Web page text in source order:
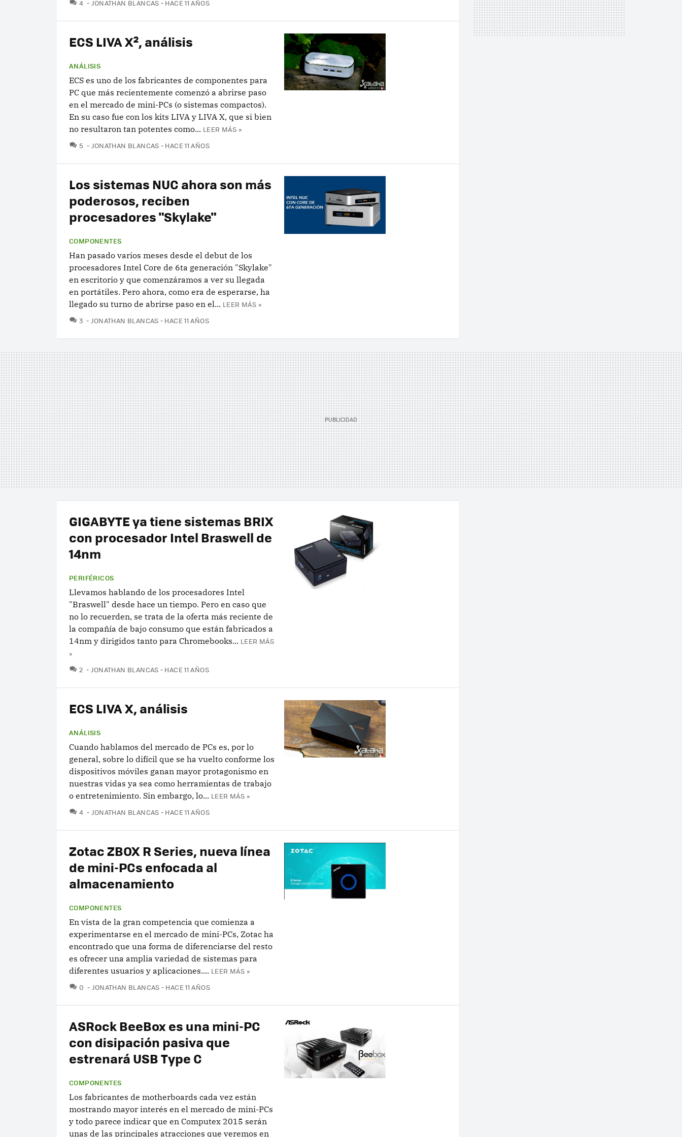
4
JONATHAN BLANCAS HACE 11 AÑOS
ECS LIVA X², análisis
ANÁLISIS
ECS es uno de los fabricantes de componentes para
PC que más recientemente comenzó a abrirse paso
en el mercado de mini-PCs (o sistemas compactos).
En su caso fue con los kits LIVA y LIVA X, que si bien
no resultaron tan potentes como... LEER MÁS »
5 COMENTARIOS
JONATHAN BLANCAS HACE 11 AÑOS
Los sistemas NUC ahora son más
poderosos, reciben
procesadores "Skylake"
COMPONENTES
Han pasado varios meses desde el debut de los
procesadores Intel Core de 6ta generación "Skylake"
en escritorio y que comenzáramos a ver su llegada
en portátiles. Pero ahora, como era de esperarse, ha
llegado su turno de abrirse paso en el... LEER MÁS »
3 COMENTARIOS
JONATHAN BLANCAS HACE 11 AÑOS
GIGABYTE ya tiene sistemas BRIX
con procesador Intel Braswell de
14nm
PERIFÉRICOS
Llevamos hablando de los procesadores Intel
"Braswell" desde hace un tiempo. Pero en caso que
no lo recuerden, se trata de la oferta más reciente de
la compañía de bajo consumo que están fabricados a
14nm y dirigidos tanto para Chromebooks... LEER MÁS
»
2 COMENTARIOS
JONATHAN BLANCAS HACE 11 AÑOS
ECS LIVA X, análisis
ANÁLISIS
Cuando hablamos del mercado de PCs es, por lo
general, sobre lo difícil que se ha vuelto conforme los
dispositivos móviles ganan mayor protagonismo en
nuestras vidas ya sea como herramientas de trabajo
o entretenimiento. Sin embargo, lo... LEER MÁS »
4 COMENTARIOS
JONATHAN BLANCAS HACE 11 AÑOS
Zotac ZBOX R Series, nueva línea
de mini-PCs enfocada al
almacenamiento
COMPONENTES
En vista de la gran competencia que comienza a
experimentarse en el mercado de mini-PCs, Zotac ha
encontrado que una forma de diferenciarse del resto
es ofrecer una amplia variedad de sistemas para
diferentes usuarios y aplicaciones.... LEER MÁS »
0 COMENTARIOS
JONATHAN BLANCAS HACE 11 AÑOS
ASRock BeeBox es una mini-PC
con disipación pasiva que
estrenará USB Type C
COMPONENTES
Los fabricantes de motherboards cada vez están
mostrando mayor interés en el mercado de mini-PCs
y todo parece indicar que en Computex 2015 serán
unas de las principales atracciones que veremos en